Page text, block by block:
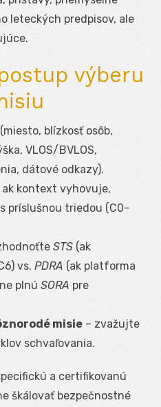
leteckých predpisov, ale
výberu
(miesto, blízkosť osôb,
VLOS/BVLOS,
dátové odkazy).
ak kontext vyhovuje,
príslušnou triedou (C0–
STS (ak
vs. PDRA (ak platforma
plnú SORA pre
misie – zvažujte
schvaľovania.
a certifikovanú
škálovať bezpečnostné